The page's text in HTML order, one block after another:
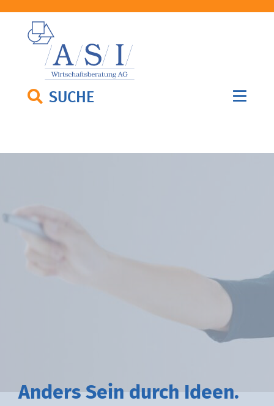
SUCHE
Anders Sein durch deen.